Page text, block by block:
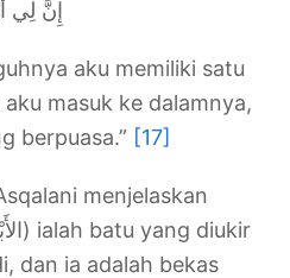
إِنَّ لِي
aku memiliki satu
masuk ke dalamnya,
berpuasa.” [17]
menjelaskan
dan ia adalah bekas